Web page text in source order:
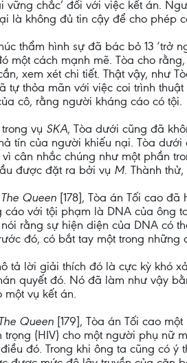
vững chắc’ đối với việc kết án.
là không đủ tin cậy để cho phép
thẩm hình sự đã bác bỏ 13 ‘trở
một cách mạnh mẽ. Tòa cho
xem xét chi tiết. Thật vậy, như
tự thỏa mãn với việc coi trình
cô, rằng người kháng cáo có tội.
vụ SKA, Tòa dưới cũng đã
tín của người khiếu nại. Tòa
vì cân nhắc chúng như một phần
được đặt ra bởi vụ M. Thành
Queen [178], Tòa án Tối cao
với tội phạm là DNA của ông
rằng sự hiện diện của DNA có
đó, có bắt tay một trong những
tả lời giải thích đó là cực kỳ khó
quyết đó. Nó đã làm như vậy
một vụ kết án.
Queen [179], Tòa án Tối cao
trọng (HIV) cho một người phụ nữ
đó. Trong khi ông ta cũng có